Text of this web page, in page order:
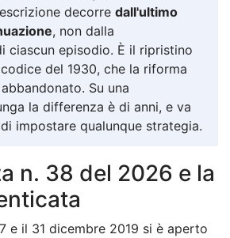
decorre dall'ultimo
, non dalla
ciascun episodio. È il ripristino
del 1930, che la riforma
Su una
la differenza è di anni, e va
impostare qualunque strategia.
n. 38 del 2026 e la
e il 31 dicembre 2019 si è aperto